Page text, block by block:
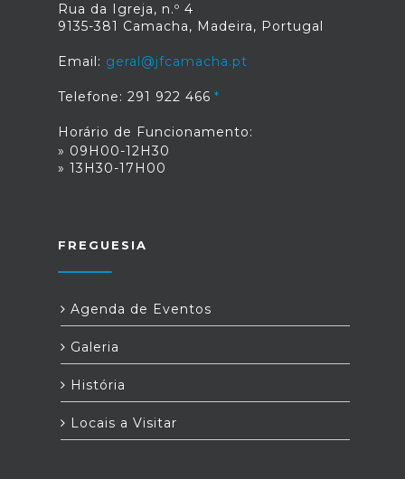
Rua da Igreja, n.º 4
9135-381 Camacha, Madeira, Portugal
Email: geral@jfcamacha.pt
Telefone: 291 922 466
Horário de Funcionamento:
» 09H00-12H30
» 13H30-17H00
FREGUESIA
Agenda de Eventos
Galeria
História
Locais a Visitar